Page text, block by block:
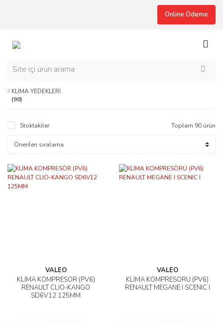
Online Ödeme
KLİMA YEDEKLERİ
(90)
Stoktakiler Toplam 90 ürün
VALEO
KLİMA KOMPRESÖR (PV6)
RENAULT CLIO-KANGO
SD6V12 125MM
VALEO
KLİMA KOMPRESÖRÜ (PV6)
RENAULT MEGANE I SCENIC I